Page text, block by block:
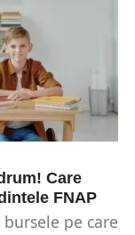
Care
FNAP
pe care